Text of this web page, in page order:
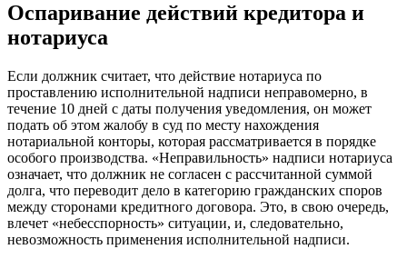
Оспаривание действий кредитора и
нотариуса
Если должник считает, что действие нотариуса по
проставлению исполнительной надписи неправомерно, в
течение 10 дней с даты получения уведомления, он может
подать об этом жалобу в суд по месту нахождения
нотариальной конторы, которая рассматривается в порядке
особого производства. «Неправильность» надписи нотариуса
означает, что должник не согласен с рассчитанной суммой
долга, что переводит дело в категорию гражданских споров
между сторонами кредитного договора. Это, в свою очередь,
влечет «небесспорность» ситуации, и, следовательно,
невозможность применения исполнительной надписи.